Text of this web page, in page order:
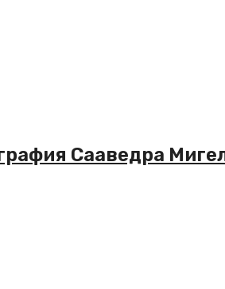
Сааведра